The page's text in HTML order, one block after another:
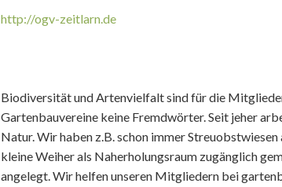
http://ogv-zeitlarn.de
Biodiversität und Artenvielfalt sind für die
Gartenbauvereine keine Fremdwörter. Seit jeher
Natur. Wir haben z.B. schon immer
kleine Weiher als Naherholungsraum zugänglich
angelegt. Wir helfen unseren Mitgliedern bei